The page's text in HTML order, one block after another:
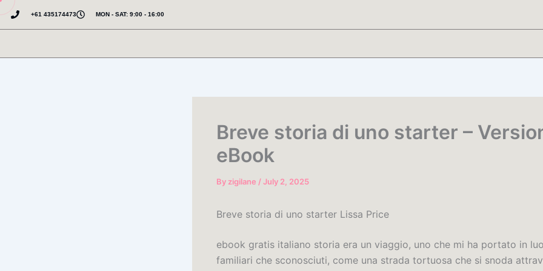
Skip
+61 435174473 MON - SAT: 9:00 - 16:00
Breve storia di uno starter –
eBook
By zigilane /July 2, 2025
Breve storia di uno starter Lissa Price
ebook gratis italiano storia era un viaggio, uno che mi ha portato in
familiari che sconosciuti, come una strada tortuosa che si snoda